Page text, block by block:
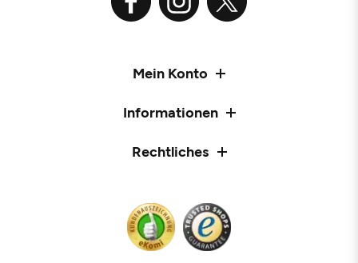
Mein Konto
Informationen
Rechtliches